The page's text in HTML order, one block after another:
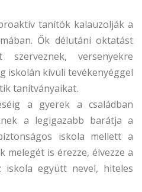
tanítók kalauzolják a
Ők délutáni oktatást
versenyekre
iskolán kívüli tevékenyéggel
tanítványaikat.
a gyerek a családban
a legigazabb barátja a
iskola mellett a
melegét is érezze, élvezze a
iskola együtt nevel, hiteles